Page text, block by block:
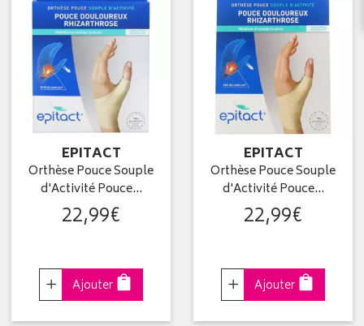
EPITACT
Orthèse Pouce Souple
d'Activité Pouce…
22,99€
Choisir
Ajouter
EPITACT
Orthèse Pouce Souple
d'Activité Pouce…
22,99€
Choisir
Ajouter